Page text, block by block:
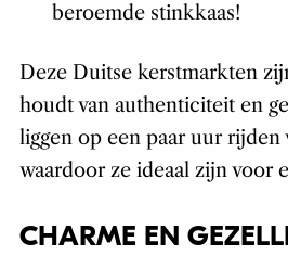
beroemde stinkkaas!
Deze Duitse kerstmarkten
houdt van authenticiteit en
liggen op een paar uur rijden
waardoor ze ideaal zijn voor
CHARME EN